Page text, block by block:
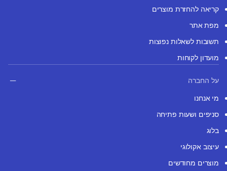
קריאה להחזרת מוצרים
מפת אתר
תשובות לשאלות נפוצות
מועדון לקוחות
על החברה
מי אנחנו
סניפים ושעות פתיחה
בלוג
עיצוב אקולוגי
מוצרים מחודשים